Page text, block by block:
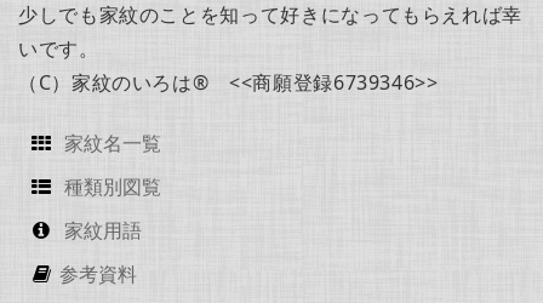
少しでも家紋のことを知って好きになってもらえれば幸
いです。
（C）家紋のいろは® <<商願登録6739346>>
家紋名一覧
種類別図覧
家紋用語
参考資料